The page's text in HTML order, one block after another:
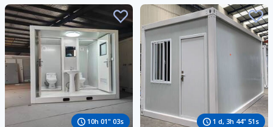
10h 01" 01s 1 d, 3h 44" 49 s